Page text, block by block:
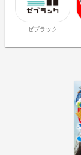
ゼブラック